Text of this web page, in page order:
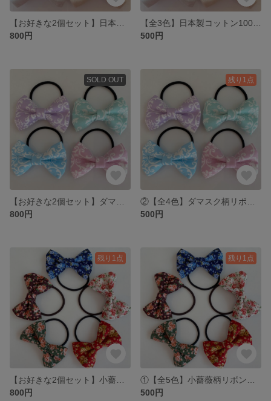
800円
500円
SOLD OUT
800円
残り1点
500円
残り1点
800円
残り1点
500円